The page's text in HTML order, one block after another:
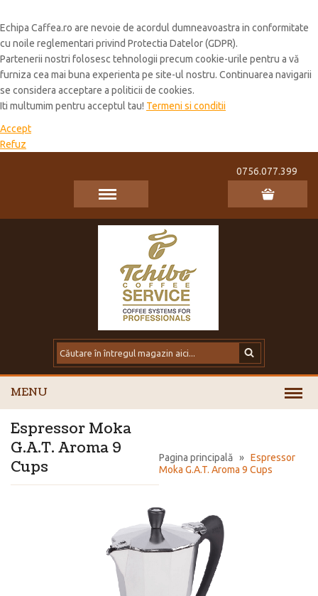
Echipa Caffea.ro are nevoie de acordul dumneavoastra in conformitate
cu noile reglementari privind Protectia Datelor (GDPR).
Partenerii nostri folosesc tehnologii precum cookie-urile pentru a vă
furniza cea mai buna experienta pe site-ul nostru. Continuarea navigarii
se considera acceptare a politicii de cookies.
Iti multumim pentru acceptul tau! Termeni si conditii
Accept
Refuz
0756.077.399
MENU
Pagina principală » Espressor
Moka G.A.T. Aroma 9 Cups
Espressor Moka
G.A.T. Aroma 9
Cups